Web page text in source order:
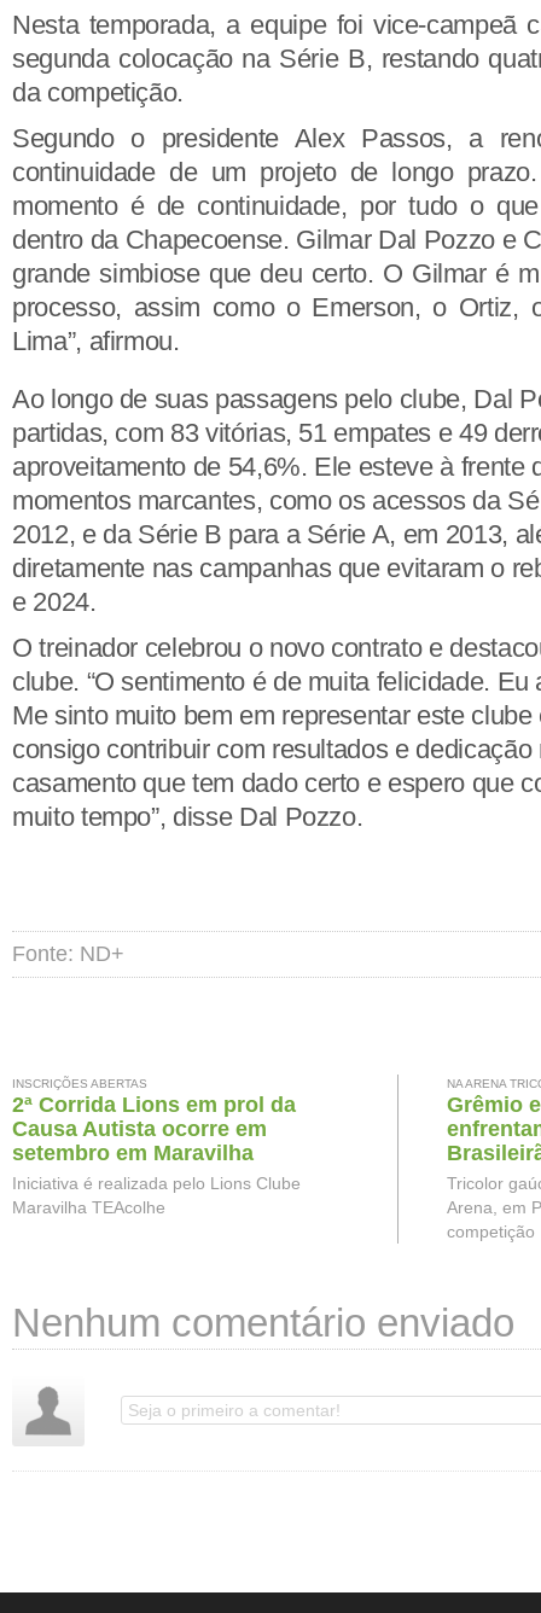
Nesta temporada, a equipe foi vice-campeã
segunda colocação na Série B, restando
da competição.
Segundo o presidente Alex Passos, a
continuidade de um projeto de longo
momento é de continuidade, por tudo o
dentro da Chapecoense. Gilmar Dal Pozzo e
grande simbiose que deu certo. O Gilmar é
processo, assim como o Emerson, o Ortiz,
Lima”, afirmou.
Ao longo de suas passagens pelo clube, Dal
partidas, com 83 vitórias, 51 empates e 49
aproveitamento de 54,6%. Ele esteve à frente
momentos marcantes, como os acessos da
2012, e da Série B para a Série A, em 2013,
diretamente nas campanhas que evitaram o
e 2024.
O treinador celebrou o novo contrato e
clube. “O sentimento é de muita felicidade.
Me sinto muito bem em representar este clube
consigo contribuir com resultados e
casamento que tem dado certo e espero que
muito tempo”, disse Dal Pozzo.
Fonte: ND+
INSCRIÇÕES ABERTAS
2ª Corrida Lions em prol da
Causa Autista ocorre em
setembro em Maravilha
Iniciativa é realizada pelo Lions Clube
Maravilha TEAcolhe
NA ARENA
Grêmio
Tricolor
Arena, em
competição
Nenhum comentário enviado